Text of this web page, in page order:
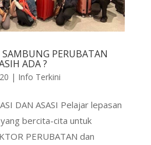
PERUBATAN
ADA ?
| Info Terkini
DAN ASASI Pelajar lepasan
bercita-cita untuk
PERUBATAN dan